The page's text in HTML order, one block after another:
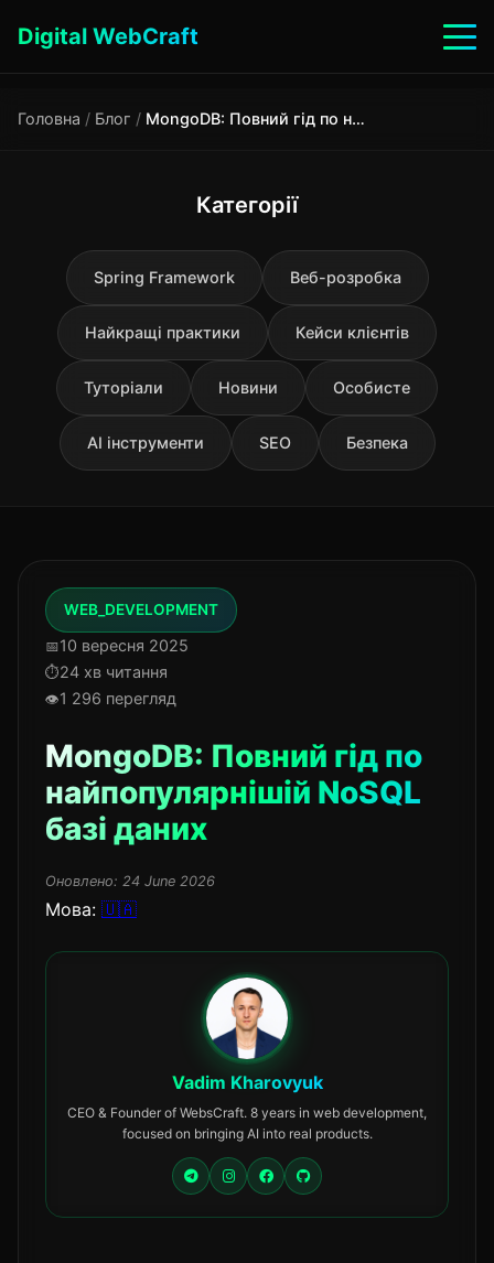
Digital WebCraft
Головна / Блог / MongoDB: Повний гід по найпопулярнішій NoSQL базі даних
Категорії
Spring Framework Веб-розробка
Найкращі практики Кейси клієнтів
Туторіали Новини Особисте
AI інструменти SEO Безпека
WEB_DEVELOPMENT
10 вересня 2025
24 хв читання
1 296 перегляд
MongoDB: Повний гід по
найпопулярнішій NoSQL
базі даних
Оновлено: 24 June 2026
Мова: 🇺🇦
Vadim Kharovyuk
CEO & Founder of WebsCraft. 8 years in web development,
focused on bringing AI into real products.